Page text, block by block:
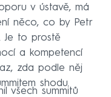
v ústavě, má
něco, co by Petr
Je to prostě
a kompetencí
zda podle něj
shodu.
všech summitů